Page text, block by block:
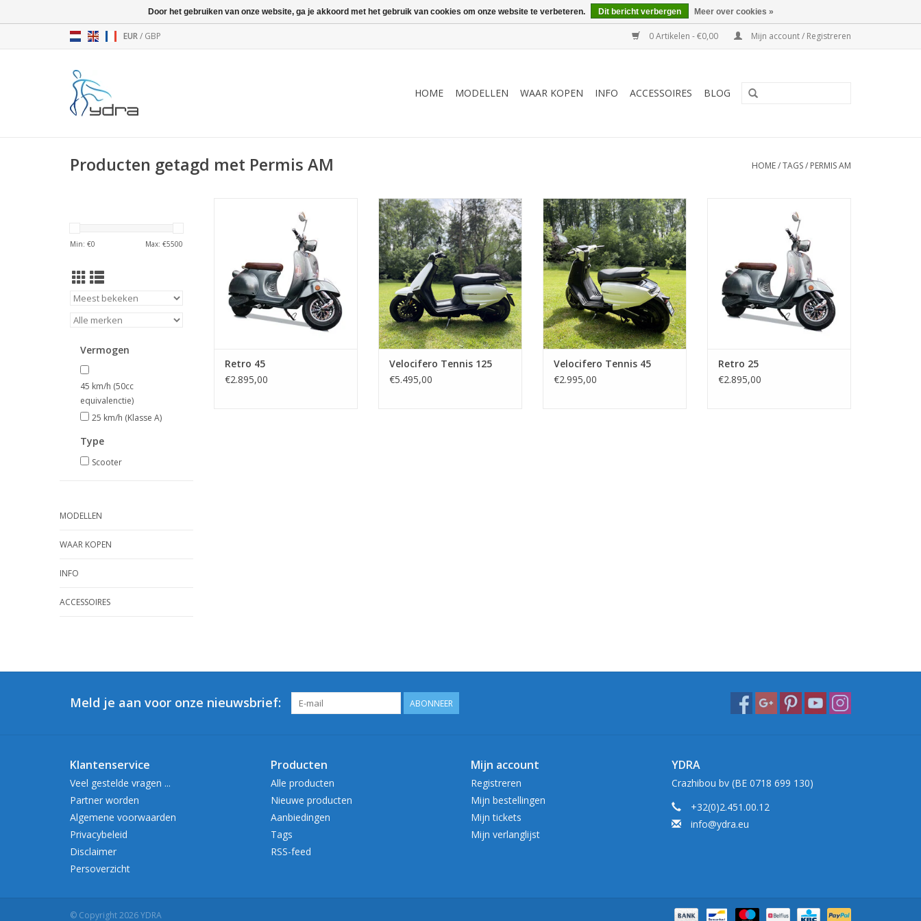
EUR/ GBP 0 Artikelen - €0,00 Mijn account / Registreren
HOME MODELLEN WAAR KOPEN INFO ACCESSOIRES BLOG
Producten getagd met Permis AM HOME/TAGS/ PERMIS AM
Min: €0 Max: €5500
Vermogen
45 km/h (50cc
equivalenctie)
25 km/h (Klasse A)
Type
Scooter
MODELLEN
WAAR KOPEN
INFO
ACCESSOIRES
TOEVOEGEN AAN WINKELWAGEN
Retro 45
€2.895,00
Stylish Italian design
TOEVOEGEN AAN WINKELWAGEN
Velocifero Tennis 125
€5.495,00
Stylish Italian design
TOEVOEGEN AAN WINKELWAGEN
Velocifero Tennis 45
€2.995,00
TOEVOEGEN AAN WINKELWAGEN
Retro 25
€2.895,00
Meld je aan voor onze nieuwsbrief: ABONNEER
Klantenservice
Veel gestelde vragen ...
Partner worden
Algemene voorwaarden
Privacybeleid
Disclaimer
Persoverzicht
Producten
Alle producten
Nieuwe producten
Aanbiedingen
Tags
RSS-feed
Mijn account
Registreren
Mijn bestellingen
Mijn tickets
Mijn verlanglijst
YDRA
Crazhibou bv (BE 0718 699 130)
+32(0)2.451.00.12
info@ydra.eu
© Copyright 2026 YDRA
Door het gebruiken van onze website, ga je akkoord met het gebruik van cookies om onze website te verbeteren. Dit bericht verbergen Meer over cookies »